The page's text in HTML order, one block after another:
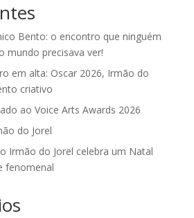
Bento: o encontro que ninguém
mundo precisava ver!
em alta: Oscar 2026, Irmão do
criativo
ao Voice Arts Awards 2026
do Jorel
Irmão do Jorel celebra um Natal
fenomenal